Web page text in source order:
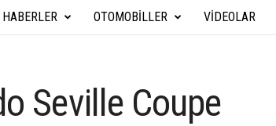
HABERLER OTOMOBILLER VIDEOLAR
Seville Coupe